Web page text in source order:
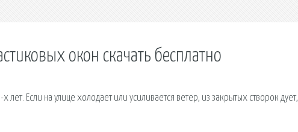
окон скачать бесплатно
Если на улице холодает или усиливается ветер, из закрытых створок дует,